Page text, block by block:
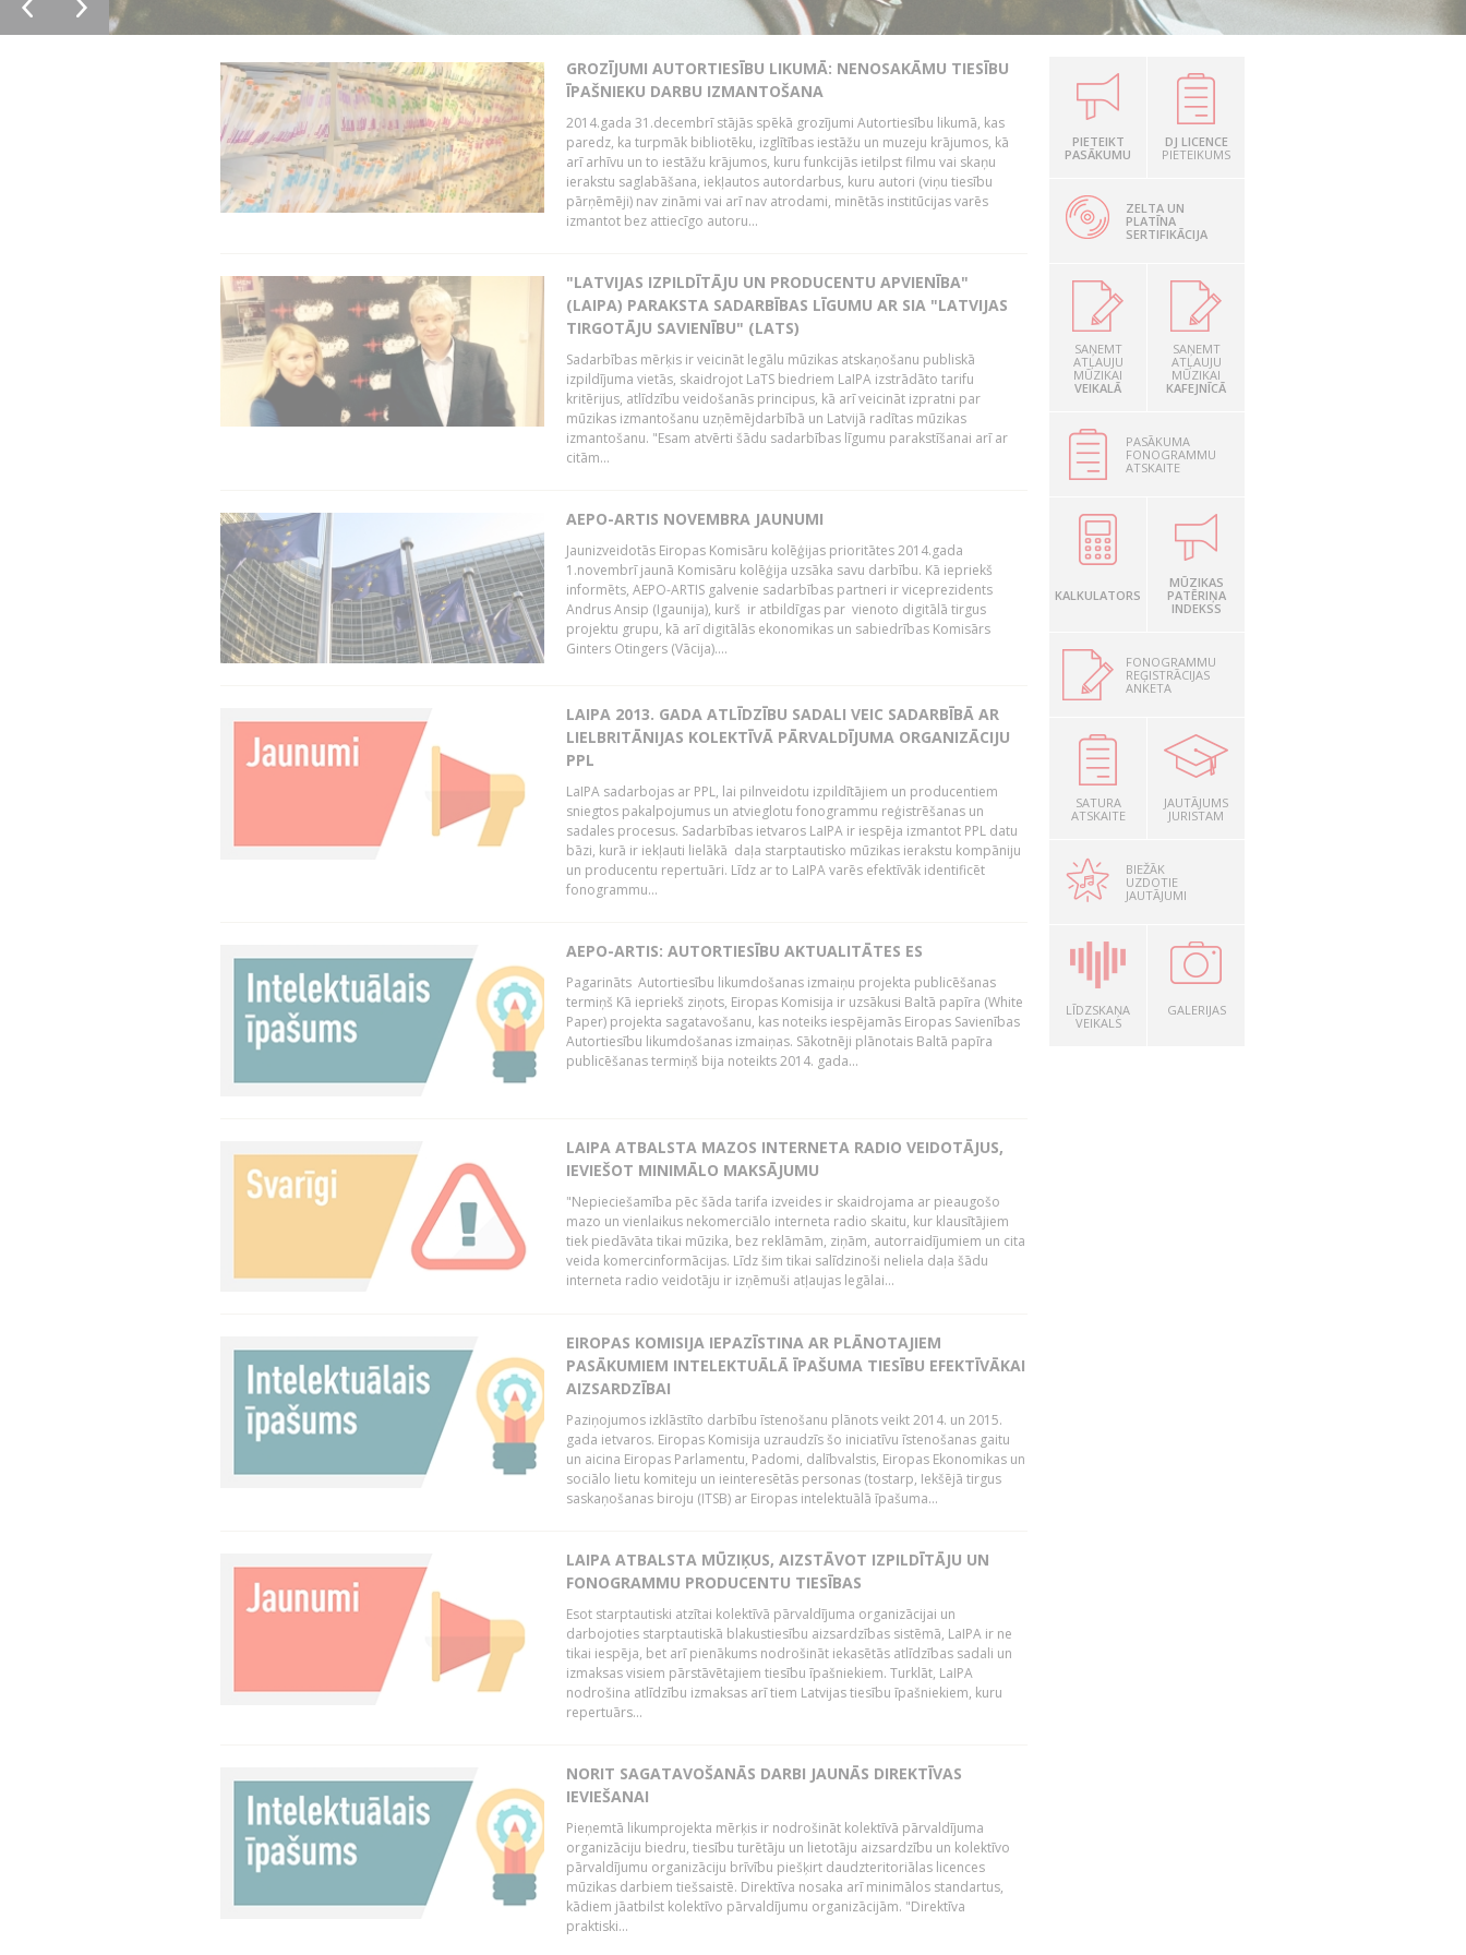
GROZĪJUMI AUTORTIESĪBU LIKUMĀ: NENOSAKĀMU TIESĪBU
ĪPAŠNIEKU DARBU IZMANTOŠANA
2014.gada 31.decembrī stājās spēkā grozījumi Autortiesību likumā, kas
paredz, ka turpmāk bibliotēku, izglītības iestāžu un muzeju krājumos, kā
arī arhīvu un to iestāžu krājumos, kuru funkcijās ietilpst filmu vai skaņu
ierakstu saglabāšana, iekļautos autordarbus, kuru autori (viņu tiesību
pārņēmēji) nav zināmi vai arī nav atrodami, minētās institūcijas varēs
izmantot bez attiecīgo autoru...
"LATVIJAS IZPILDĪTĀJU UN PRODUCENTU APVIENĪBA"
(LAIPA) PARAKSTA SADARBĪBAS LĪGUMU AR SIA "LATVIJAS
TIRGOTĀJU SAVIENĪBU" (LATS)
Sadarbības mērķis ir veicināt legālu mūzikas atskaņošanu publiskā
izpildījuma vietās, skaidrojot LaTS biedriem LaIPA izstrādāto tarifu
kritērijus, atlīdzību veidošanās principus, kā arī veicināt izpratni par
mūzikas izmantošanu uzņēmējdarbībā un Latvijā radītas mūzikas
izmantošanu. "Esam atvērti šādu sadarbības līgumu parakstīšanai arī ar
citām...
AEPO-ARTIS NOVEMBRA JAUNUMI
Jaunizveidotās Eiropas Komisāru kolēģijas prioritātes 2014.gada
1.novembrī jaunā Komisāru kolēģija uzsāka savu darbību. Kā iepriekš
informēts, AEPO-ARTIS galvenie sadarbības partneri ir viceprezidents
Andrus Ansip (Igaunija), kurš ir atbildīgas par vienoto digitālā tirgus
projektu grupu, kā arī digitālās ekonomikas un sabiedrības Komisārs
Ginters Otingers (Vācija)....
LAIPA 2013. GADA ATLĪDZĪBU SADALI VEIC SADARBĪBĀ AR
LIELBRITĀNIJAS KOLEKTĪVĀ PĀRVALDĪJUMA ORGANIZĀCIJU
PPL
LaIPA sadarbojas ar PPL, lai pilnveidotu izpildītājiem un producentiem
sniegtos pakalpojumus un atvieglotu fonogrammu reģistrēšanas un
sadales procesus. Sadarbības ietvaros LaIPA ir iespēja izmantot PPL datu
bāzi, kurā ir iekļauti lielākā daļa starptautisko mūzikas ierakstu kompāniju
un producentu repertuāri. Līdz ar to LaIPA varēs efektīvāk identificēt
fonogrammu...
AEPO-ARTIS: AUTORTIESĪBU AKTUALITĀTES ES
Pagarināts Autortiesību likumdošanas izmaiņu projekta publicēšanas
termiņš Kā iepriekš ziņots, Eiropas Komisija ir uzsākusi Baltā papīra (White
Paper) projekta sagatavošanu, kas noteiks iespējamās Eiropas Savienības
Autortiesību likumdošanas izmaiņas. Sākotnēji plānotais Baltā papīra
publicēšanas termiņš bija noteikts 2014. gada...
LAIPA ATBALSTA MAZOS INTERNETA RADIO VEIDOTĀJUS,
IEVIEŠOT MINIMĀLO MAKSĀJUMU
"Nepieciešamība pēc šāda tarifa izveides ir skaidrojama ar pieaugošo
mazo un vienlaikus nekomerciālo interneta radio skaitu, kur klausītājiem
tiek piedāvāta tikai mūzika, bez reklāmām, ziņām, autorraidījumiem un cita
veida komercinformācijas. Līdz šim tikai salīdzinoši neliela daļa šādu
interneta radio veidotāju ir izņēmuši atļaujas legālai...
EIROPAS KOMISIJA IEPAZĪSTINA AR PLĀNOTAJIEM
PASĀKUMIEM INTELEKTUĀLĀ ĪPAŠUMA TIESĪBU EFEKTĪVĀKAI
AIZSARDZĪBAI
Paziņojumos izklāstīto darbību īstenošanu plānots veikt 2014. un 2015.
gada ietvaros. Eiropas Komisija uzraudzīs šo iniciatīvu īstenošanas gaitu
un aicina Eiropas Parlamentu, Padomi, dalībvalstis, Eiropas Ekonomikas un
sociālo lietu komiteju un ieinteresētās personas (tostarp, Iekšējā tirgus
saskaņošanas biroju (ITSB) ar Eiropas intelektuālā īpašuma...
LAIPA ATBALSTA MŪZIĶUS, AIZSTĀVOT IZPILDĪTĀJU UN
FONOGRAMMU PRODUCENTU TIESĪBAS
Esot starptautiski atzītai kolektīvā pārvaldījuma organizācijai un
darbojoties starptautiskā blakustiesību aizsardzības sistēmā, LaIPA ir ne
tikai iespēja, bet arī pienākums nodrošināt iekasētās atlīdzības sadali un
izmaksas visiem pārstāvētajiem tiesību īpašniekiem. Turklāt, LaIPA
nodrošina atlīdzību izmaksas arī tiem Latvijas tiesību īpašniekiem, kuru
repertuārs...
NORIT SAGATAVOŠANĀS DARBI JAUNĀS DIREKTĪVAS
IEVIEŠANAI
Pieņemtā likumprojekta mērķis ir nodrošināt kolektīvā pārvaldījuma
organizāciju biedru, tiesību turētāju un lietotāju aizsardzību un kolektīvo
pārvaldījumu organizāciju brīvību piešķirt daudzteritoriālas licences
mūzikas darbiem tiešsaistē. Direktīva nosaka arī minimālos standartus,
kādiem jāatbilst kolektīvo pārvaldījumu organizācijām. "Direktīva
praktiski...
PIETEIKT
PASĀKUMU
DJ LICENCE
PIETEIKUMS
ZELTA UN
PLATĪNA
SERTIFIKĀCIJA
SAŅEMT
ATĻAUJU
MŪZIKAI
VEIKALĀ
SAŅEMT
ATĻAUJU
MŪZIKAI
KAFEJNĪCĀ
PASĀKUMA
FONOGRAMMU
ATSKAITE
KALKULATORS
MŪZIKAS
PATĒRIŅA
INDEKSS
FONOGRAMMU
REĢISTRĀCIJAS
ANKETA
SATURA
ATSKAITE
JAUTĀJUMS
JURISTAM
BIEŽĀK
UZDOTIE
JAUTĀJUMI
LĪDZSKAŅA
VEIKALS
GALERIJAS